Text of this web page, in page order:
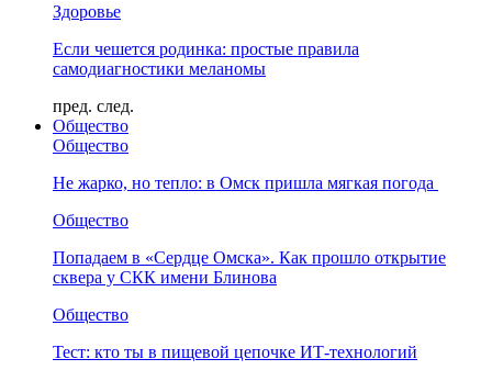
Здоровье
Если чешется родинка: простые правила
самодиагностики меланомы
пред. след.
Общество
Общество
Не жарко, но тепло: в Омск пришла мягкая погода
Общество
Попадаем в «Сердце Омска». Как прошло открытие
сквера у СКК имени Блинова
Общество
Тест: кто ты в пищевой цепочке ИТ-технологий